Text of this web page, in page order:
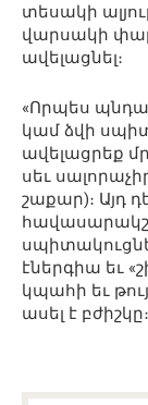
տեսակի
վարսակի
ավելացնել։
«Որպես
կամ ձվի
ավելացրեք
սեւ
շաքար)։ Այդ
էներգիա եւ
կպահի եւ
ասել է բժիշկը։